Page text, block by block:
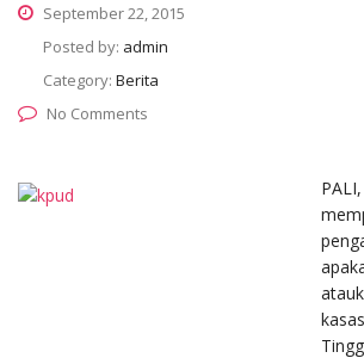
September 22, 2015
Posted by: admin
Category: Berita
No Comments